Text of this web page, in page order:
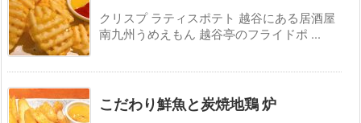
クリスプ ラティスポテト 越谷にある居酒屋
南九州うめえもん 越谷亭のフライドポ ...
こだわり鮮魚と炭焼地鶏 炉